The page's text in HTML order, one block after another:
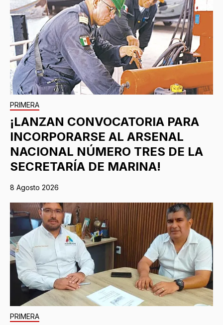
PRIMERA
¡LANZAN CONVOCATORIA PARA
INCORPORARSE AL ARSENAL
NACIONAL NÚMERO TRES DE LA
SECRETARÍA DE MARINA!
8 Agosto 2026
PRIMERA